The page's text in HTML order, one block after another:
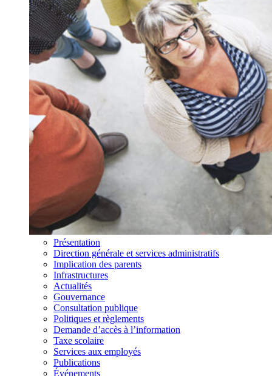
Présentation
Direction générale et services administratifs
Implication des parents
Infrastructures
Actualités
Gouvernance
Consultation publique
Politiques et règlements
Demande d’accès à l’information
Taxe scolaire
Services aux employés
Publications
Événements